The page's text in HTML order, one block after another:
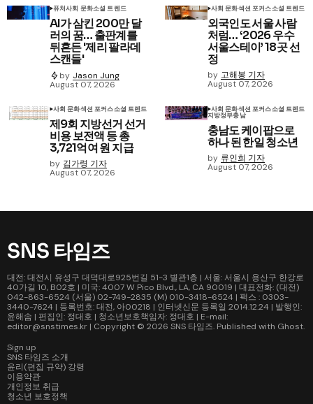
퓨처사회 문화소셜 트렌드
AI가 삼킨 200만 달
러의 꿈… 출판계를
뒤흔든 '제리 팔라데
스캔들'
by Jason Jung
August 07, 2026
사회 문화섹션 포커스소셜 트렌드
외국인도 서울 사람
처럼… ‘2026 우수
서울스테이’ 18곳 선
정
by 고해봉 기자
August 07, 2026
사회 문화섹션 포커스소셜 트렌드
제9회 지방선거 선거
비용 보전액 등 총
3,721억여 원 지급
by 김가령 기자
August 07, 2026
사회 문화섹션 포커스소셜 트렌드
지방정부충남
충남도 케이팝으로
하나 된 한일 청소년
by 류인희 기자
August 07, 2026
SNS 타임즈
대전: 대전시 유성구 대덕대로925번길 51-3 별관1층 | 서울: 서울시 용산구 한강로
40가길 10, B02호 | 미국: 4007 W Pico Blvd., LA, CA 90019 | 대표전화: (대전)
042-863-6524 (서울) 02-749-2835 (M) 010-3418-6524 | 팩스 : 0303-
3440-7624 | 등록번호: 대전, 아00218 | 인터넷신문 등록일 2014.12.24 | 발행인:
윤해솜 | 편집인: 정대호 | 청소년보호책임자: 정대호 | E-mail:
editor@snstimes.kr | Copyright © 2026 SNS 타임즈. Published with Ghost.
Sign up
SNS 타임즈 소개
윤리(편집 규약) 강령
이용약관
개인정보 취급
청소년 보호정책